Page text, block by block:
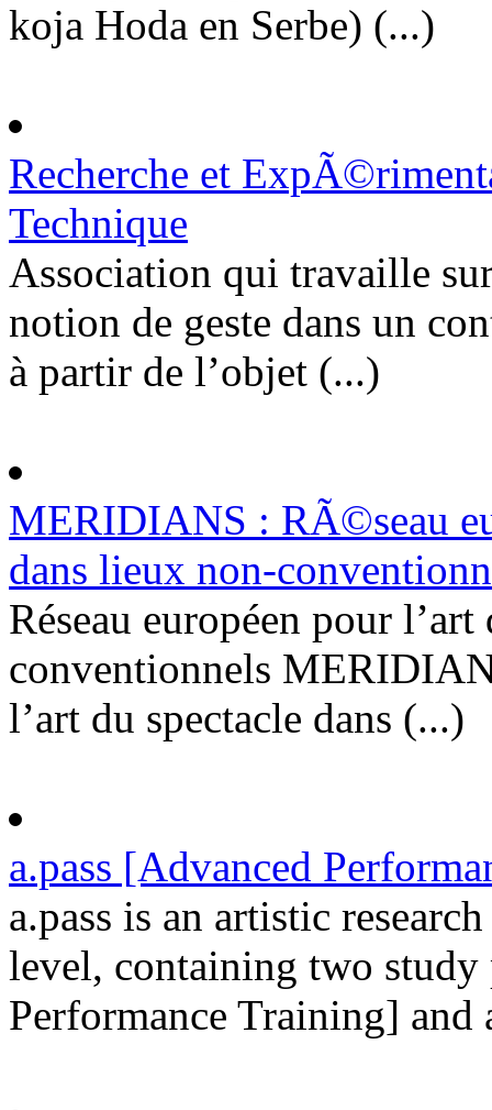
koja Hoda en Serbe) (...)
Recherche et
Technique
Association qui travaille
notion de geste dans un
à partir de l’objet (...)
MERIDIANS : RÃ©seau
dans lieux non-
Réseau européen pour
conventionnels
l’art du spectacle dans (...)
a.pass [Advanced
a.pass is an artistic
level, containing two
Performance Training] and